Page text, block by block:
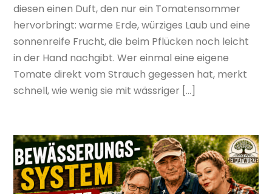
diesen einen Duft, den nur ein Tomatensommer
hervorbringt: warme Erde, würziges Laub und eine
sonnenreife Frucht, die beim Pflücken noch leicht
in der Hand nachgibt. Wer einmal eine eigene
Tomate direkt vom Strauch gegessen hat, merkt
schnell, wie wenig sie mit wässriger […]